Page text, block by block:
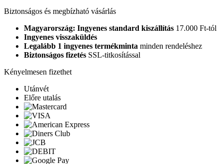
Biztonságos és megbízható vásárlás
Magyarország: Ingyenes standard kiszállítás 17.000 Ft-tól
Ingyenes visszaküldés
Legalább 1 ingyenes termékminta minden rendeléshez
Biztonságos fizetés SSL-titkosítással
Kényelmesen fizethet
Utánvét
Előre utalás